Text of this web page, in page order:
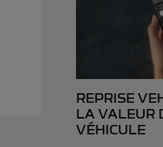
REPRISE
LA VALEUR
VÉHICULE